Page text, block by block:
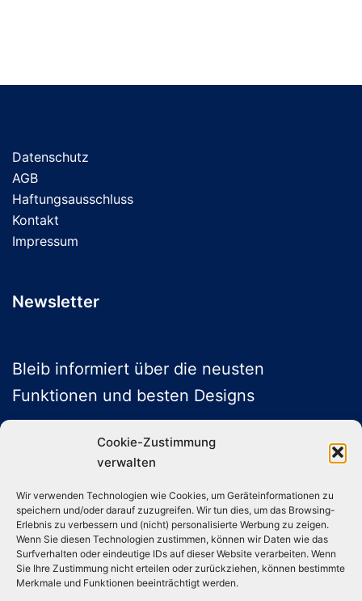
Cookie-Zustimmung
verwalten
Wir verwenden Technologien wie Cookies, um Geräteinformationen zu
speichern und/oder darauf zuzugreifen. Wir tun dies, um das Browsing-
Erlebnis zu verbessern und (nicht) personalisierte Werbung zu zeigen.
Wenn Sie diesen Technologien zustimmen, können wir Daten wie das
Surfverhalten oder eindeutige IDs auf dieser Website verarbeiten. Wenn
Sie Ihre Zustimmung nicht erteilen oder zurückziehen, können bestimmte
Merkmale und Funktionen beeinträchtigt werden.
Datenschutz
AGB
Haftungsausschluss
Kontakt
Impressum
Newsletter
Bleib informiert über die neusten
Funktionen und besten Designs
ABONNIEREN
Folge uns auf Social Media